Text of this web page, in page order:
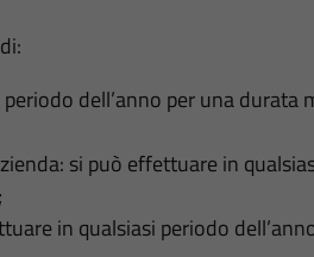
dell’anno per una durata
si può effettuare in
in qualsiasi periodo